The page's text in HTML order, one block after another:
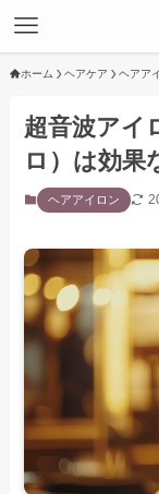
ホーム ヘアケア ヘアア
超音波アイ
ロ）は効果
ヘアアイロン